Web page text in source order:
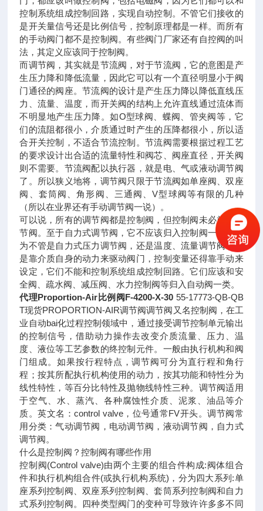
控制系统组成控制回路，实现自动控制。不管它们接收的
是开关量信号还是比例信号，控制原理都是一样。而所有
的手动阀门都不是控制阀。有些阀门厂家还有自控阀的叫
法，其定义应该同于控制阀。
而调节阀，其实就是节流阀，对于节流阀，它的意图是产
生压力降和降低流量，因此它可以有一个直径明显小于阀
门通径的阀座。节流阀的设计是产生压力降以降低直线压
力、流量、温度，而开关阀的结构上允许直线通过流体而
不明显地产生压力降。如O型球阀、蝶阀、管夹阀等，它
们的流阻都很小，介质通过时产生的压降都很小，所以适
合开关控制，不适合节流控制。节流阀需要根据过程工艺
的要求设计出合适的流量特性和阀芯、阀座直径，开关阀
则不需要。节流阀配以执行器，就是电、气或液动调节阀
了。所以狭义地将，调节阀只限于节流阀如单座阀、双座
阀、套筒阀、角形阀、三通阀、V型球阀等有限的几种
（所以在业界还有手动调节阀一说）。
可以说，所有的调节阀都是控制阀，但控制阀未必就是调
节阀。至于自力式调节阀，它不应该归入控制阀一类，因
为不管是自力式压力调节阀，还是温度、流量调节阀，都
是靠介质自身的动力来驱动阀门，控制变量还得靠手动来
设定，它们不能和控制系统组成控制回路。它们应该和安
全阀、疏水阀、减压阀、水力控制阀等归入自动阀一类。
代理Proportion-Air比例阀F-4200-X-30 55-17773-QB-QB
T现货PROPORTION-AIR调节阀调节阀又名控制阀，在工
业自动bai化过程控制领域中，通过接受调节控制单元输出
的控制信号，借助动力操作去改变介质流量、压力、温
度、液位等工艺参数的终控制元件。一般由执行机构和阀
门组成。如果按行程特点，调节阀可分为直行程和角行
程；按其所配执行机构使用的动力，按其功能和特性分为
线性特性，等百分比特性及抛物线特性三种。调节阀适用
于空气、水、蒸汽、各种腐蚀性介质、泥浆、油品等介
质。英文名：control valve，位号通常FV开头。调节阀常
用分类：气动调节阀，电动调节阀，液动调节阀，自力式
调节阀。
什么是控制阀？控制阀有哪些作用
控制阀(Control valve)由两个主要的组合件构成:阀体组合
件和执行机构组合件(或执行机构系统)，分为四大系列:单
座系列控制阀、双座系列控制阀、套筒系列控制阀和自力
式系列控制阀。四种类型阀门的变种可导致许许多多不同